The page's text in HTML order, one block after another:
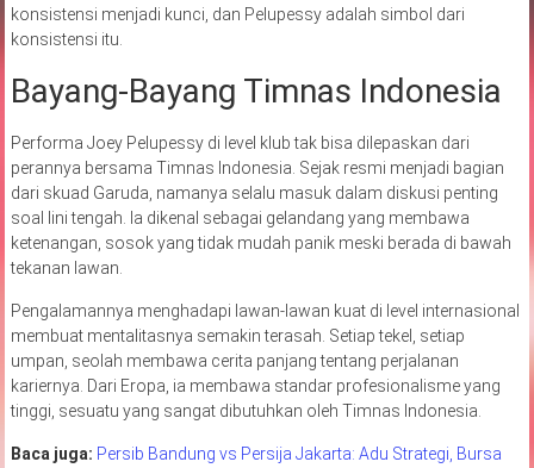
konsistensi menjadi kunci, dan Pelupessy adalah simbol dari
konsistensi itu.
Bayang-Bayang Timnas Indonesia
Performa Joey Pelupessy di level klub tak bisa dilepaskan dari
perannya bersama Timnas Indonesia. Sejak resmi menjadi bagian
dari skuad Garuda, namanya selalu masuk dalam diskusi penting
soal lini tengah. Ia dikenal sebagai gelandang yang membawa
ketenangan, sosok yang tidak mudah panik meski berada di bawah
tekanan lawan.
Pengalamannya menghadapi lawan-lawan kuat di level internasional
membuat mentalitasnya semakin terasah. Setiap tekel, setiap
umpan, seolah membawa cerita panjang tentang perjalanan
kariernya. Dari Eropa, ia membawa standar profesionalisme yang
tinggi, sesuatu yang sangat dibutuhkan oleh Timnas Indonesia.
Baca juga: Persib Bandung vs Persija Jakarta: Adu Strategi, Bursa